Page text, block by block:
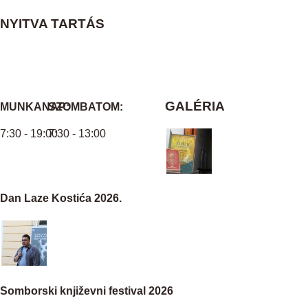
NYITVA TARTÁS
MUNKANAP:
7:30 - 19:00
SZOMBATOM:
7:30 - 13:00
GALÉRIA
Dan Laze Kostića 2026.
Somborski književni festival 2026